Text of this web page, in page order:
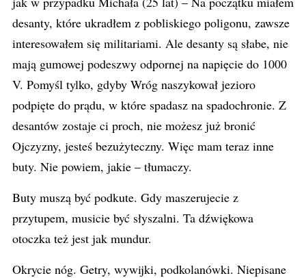
desanty, które ukradłem z pobliskiego poligonu, zawsze
interesowałem się militariami. Ale desanty są słabe, nie
mają gumowej podeszwy odpornej na napięcie do 1000
V. Pomyśl tylko, gdyby Wróg naszykował jezioro
podpięte do prądu, w które spadasz na spadochronie. Z
desantów zostaje ci proch, nie możesz już bronić
Ojczyzny, jesteś bezużyteczny. Więc mam teraz inne
buty. Nie powiem, jakie – tłumaczy.
Buty muszą być podkute. Gdy maszerujecie z
przytupem, musicie być słyszalni. Ta dźwiękowa
otoczka też jest jak mundur.
Okrycie nóg. Getry, wywijki, podkolanówki. Niepisane